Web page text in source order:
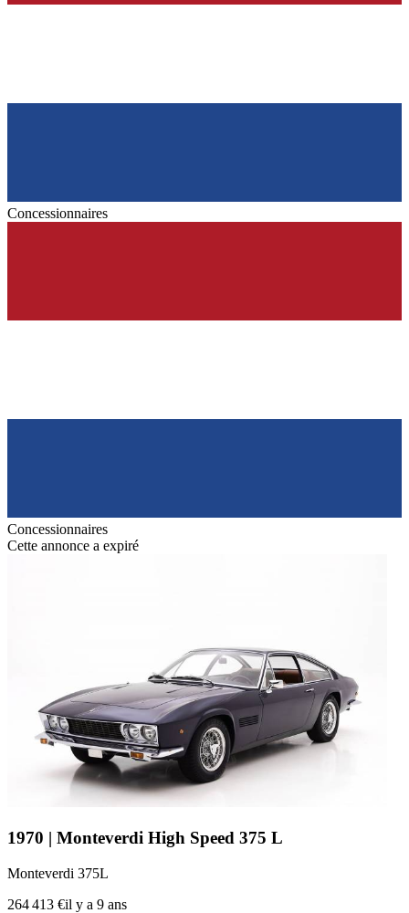
Concessionnaires
Concessionnaires
Cette annonce a expiré
1970 | Monteverdi High Speed 375 L
Monteverdi 375L
264 413 €il y a 9 ans